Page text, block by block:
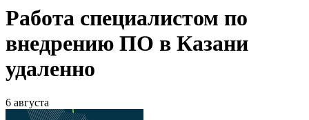
Работа специалистом по
внедрению ПО в Казани
удаленно
6 августа